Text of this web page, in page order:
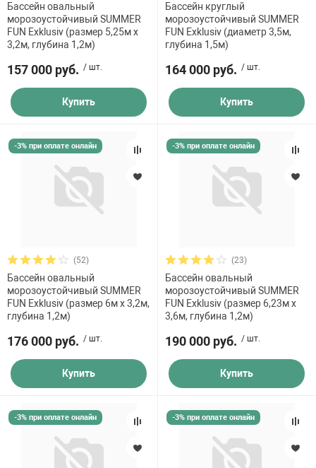
Бассейн овальный
морозоустойчивый SUMMER
FUN Exklusiv (размер 5,25м х
3,2м, глубина 1,2м)
157 000 руб. / шт.
Купить
Бассейн круглый
морозоустойчивый SUMMER
FUN Exklusiv (диаметр 3,5м,
глубина 1,5м)
164 000 руб. / шт.
Купить
-3% при оплате онлайн
(52)
Бассейн овальный
морозоустойчивый SUMMER
FUN Exklusiv (размер 6м х 3,2м,
глубина 1,2м)
176 000 руб. / шт.
Купить
-3% при оплате онлайн
(23)
Бассейн овальный
морозоустойчивый SUMMER
FUN Exklusiv (размер 6,23м х
3,6м, глубина 1,2м)
190 000 руб. / шт.
Купить
-3% при оплате онлайн -3% при оплате онлайн